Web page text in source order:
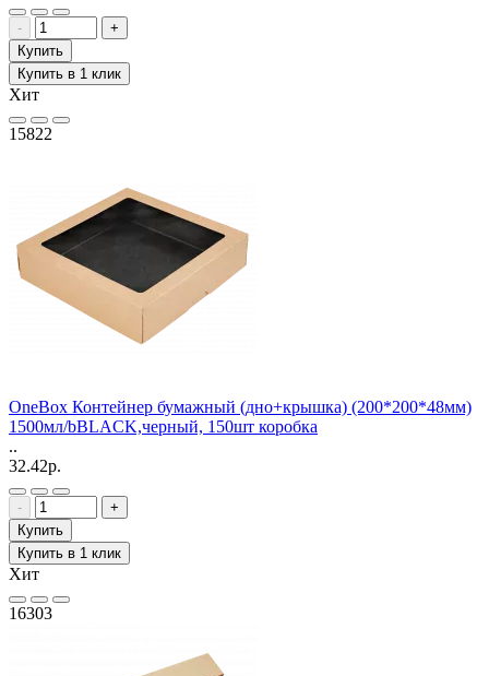
-
+
Купить
Купить в 1 клик
Хит
15822
OneBox Контейнер бумажный (дно+крышка) (200*200*48мм)
1500мл/bBLACK,черный, 150шт коробка
..
32.42р.
-
+
Купить
Купить в 1 клик
Хит
16303